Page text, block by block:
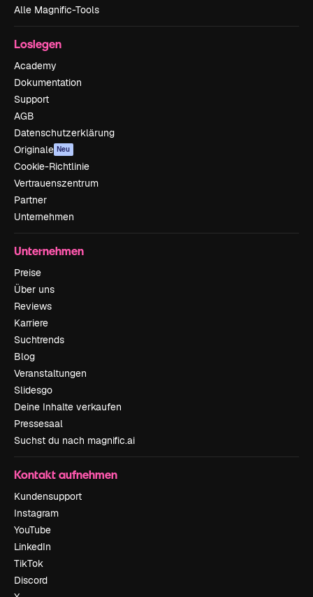
Alle Magnific-Tools
Loslegen
Academy
Dokumentation
Support
AGB
Datenschutzerklärung
Originale Neu
Cookie-Richtlinie
Vertrauenszentrum
Partner
Unternehmen
Unternehmen
Preise
Über uns
Reviews
Karriere
Suchtrends
Blog
Veranstaltungen
Slidesgo
Deine Inhalte verkaufen
Pressesaal
Suchst du nach magnific.ai
Kontakt aufnehmen
Kundensupport
Instagram
YouTube
LinkedIn
TikTok
Discord